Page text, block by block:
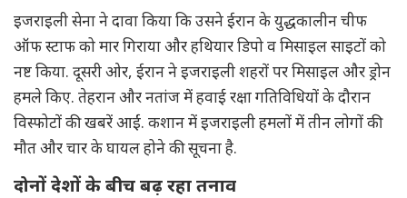
इजराइली सेना ने दावा किया कि उसने ईरान के युद्धकालीन चीफ
ऑफ स्टाफ को मार गिराया और हथियार डिपो व मिसाइल साइटों को
नष्ट किया. दूसरी ओर, ईरान ने इजराइली शहरों पर मिसाइल और ड्रोन
हमले किए. तेहरान और नतांज में हवाई रक्षा गतिविधियों के दौरान
विस्फोटों की खबरें आईं. कशान में इजराइली हमलों में तीन लोगों की
मौत और चार के घायल होने की सूचना है.
दोनों देशों के बीच बढ़ रहा तनाव